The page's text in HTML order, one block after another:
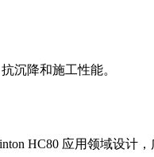
沉降和施工性能。
HC80 应用领域设计